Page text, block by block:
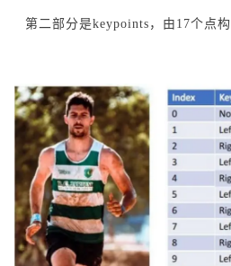
第二部分是keypoints，由17个点